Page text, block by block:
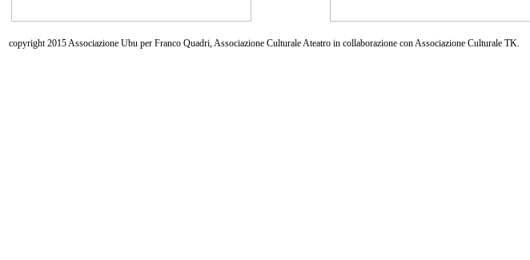
copyright 2015 Associazione Ubu per Franco Quadri, Associazione Culturale Ateatro in collaborazione con Associazione Culturale TK.